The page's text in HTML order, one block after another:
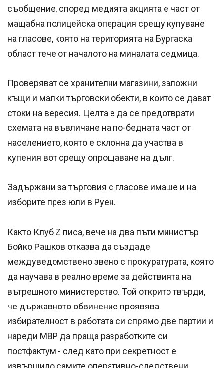
съобщение, според медията акцията е част от
мащабна полицейска операция срещу купуване
на гласове, която на територията на Бургаска
област тече от началото на миналата седмица.
Проверяват се хранителни магазини, заложни
къщи и малки търговски обекти, в които се дават
стоки на вересия. Целта е да се предотврати
схемата на въвличане на по-бедната част от
населението, която е склонна да участва в
купения вот срещу опрощаване на дълг.
Задържани за търговия с гласове имаше и на
изборите през юли в Руен.
Както Клуб Z писа, вече на два пъти министър
Бойко Рашков отказва да създаде
междуведомствено звено с прокуратурата, която
да научава в реално време за действията на
вътрешното министерство. Той открито твърди,
че държавното обвинение проявява
избирателност в работата си спрямо две партии и
нареди МВР да праща разработките си
постфактум - след като при секретност е